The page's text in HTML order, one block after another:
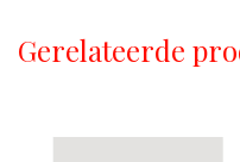
Gerelateerde